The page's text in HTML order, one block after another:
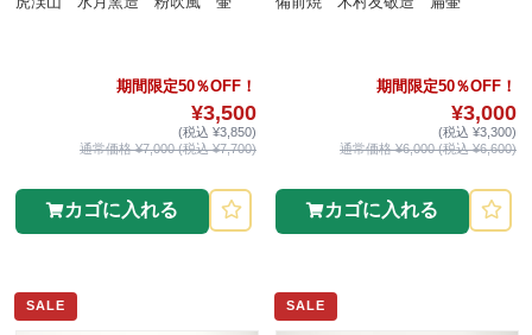
期間限定50％OFF！
¥3,500
(税込 ¥3,850)
通常価格 ¥7,000 (税込 ¥7,700)
カゴに入れる
期間限定50％OFF！
¥3,000
(税込 ¥3,300)
通常価格 ¥6,000 (税込 ¥6,600)
カゴに入れる
SALE SALE